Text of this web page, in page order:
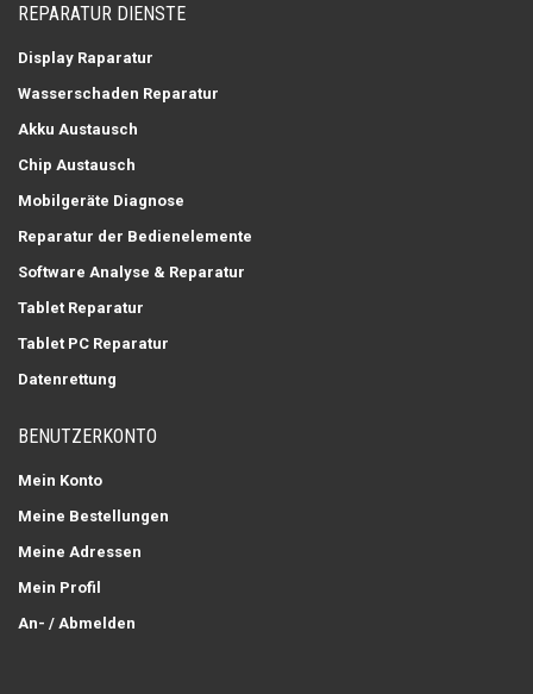
REPARATUR DIENSTE
Display Raparatur
Wasserschaden Reparatur
Akku Austausch
Chip Austausch
Mobilgeräte Diagnose
Reparatur der Bedienelemente
Software Analyse & Reparatur
Tablet Reparatur
Tablet PC Reparatur
Datenrettung
BENUTZERKONTO
Mein Konto
Meine Bestellungen
Meine Adressen
Mein Profil
An- / Abmelden